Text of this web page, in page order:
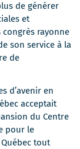
de générer
et
rayonne
son service à la
de
d’avenir en
acceptait
du Centre
pour le
tout